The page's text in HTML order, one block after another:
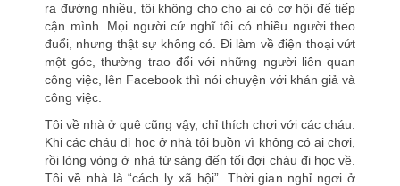
ra đường nhiều, tôi không cho cho ai có cơ hội để tiếp
cận mình. Mọi người cứ nghĩ tôi có nhiều người theo
đuổi, nhưng thật sự không có. Đi làm về điện thoại vứt
một góc, thường trao đổi với những người liên quan
công việc, lên Facebook thì nói chuyện với khán giả và
công việc.
Tôi về nhà ở quê cũng vậy, chỉ thích chơi với các cháu.
Khi các cháu đi học ở nhà tôi buồn vì không có ai chơi,
rồi lòng vòng ở nhà từ sáng đến tối đợi cháu đi học về.
Tôi về nhà là “cách ly xã hội”. Thời gian nghỉ ngơi ở